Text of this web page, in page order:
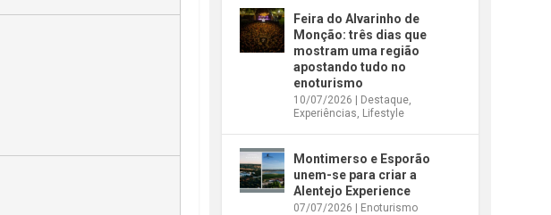
Feira do Alvarinho de
Monção: três dias que
mostram uma região
apostando tudo no
enoturismo
10/07/2026 | Destaque,
Experiências, Lifestyle
Montimerso e Esporão
unem-se para criar a
Alentejo Experience
07/07/2026 | Enoturismo